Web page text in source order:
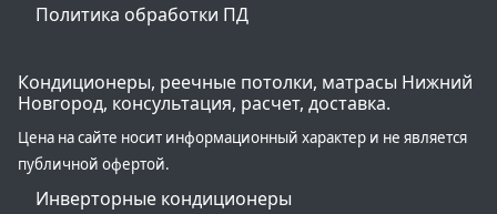
Политика обработки ПД
Кондиционеры, реечные потолки, матрасы Нижний
Новгород, консультация, расчет, доставка.
Цена на сайте носит информационный характер и не является
публичной офертой.
Инверторные кондиционеры